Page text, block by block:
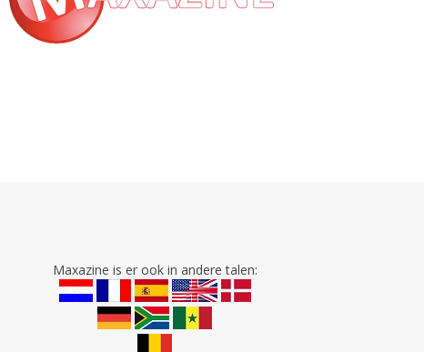
Maxazine is er ook in andere talen: